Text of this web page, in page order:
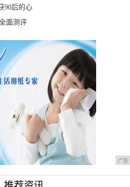
90后的心
面测评
屏占比达
广告